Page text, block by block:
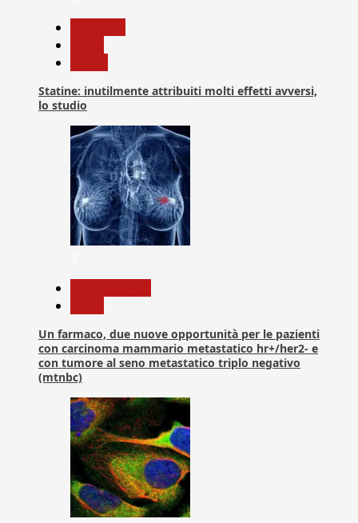
Statine: inutilmente attribuiti molti effetti avversi,
lo studio
Un farmaco, due nuove opportunità per le pazienti
con carcinoma mammario metastatico hr+/her2- e
con tumore al seno metastatico triplo negativo
(mtnbc)